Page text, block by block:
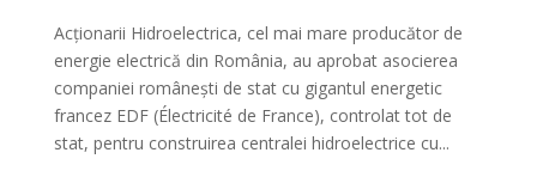
Acționarii Hidroelectrica, cel mai mare producător de
energie electrică din România, au aprobat asocierea
companiei românești de stat cu gigantul energetic
francez EDF (Électricité de France), controlat tot de
stat, pentru construirea centralei hidroelectrice cu...